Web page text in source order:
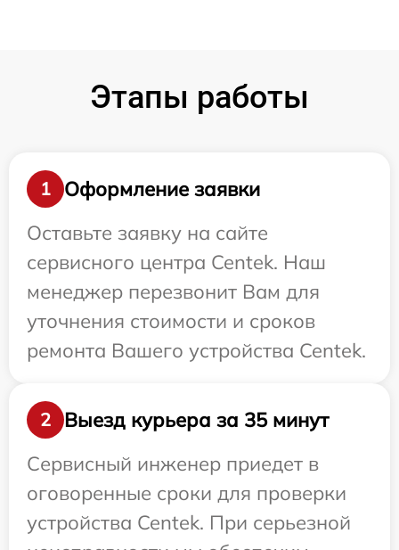
Этапы работы
1
Оформление заявки
Оставьте заявку на сайте
сервисного центра Centek. Наш
менеджер перезвонит Вам для
уточнения стоимости и сроков
ремонта Вашего устройства Centek.
2
Выезд курьера за 35 минут
Сервисный инженер приедет в
оговоренные сроки для проверки
устройства Centek. При серьезной